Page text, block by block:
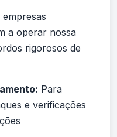
a operar nossa
rigorosos de
Para
e verificações